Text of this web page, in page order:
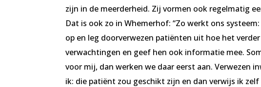
zijn in de meerderheid. Zij vormen ook regelmatig
Dat is ook zo in Whemerhof: “Zo werkt ons
op en leg doorverwezen patiënten uit hoe het
verwachtingen en geef hen ook informatie mee.
voor mij, dan werken we daar eerst aan. Verwezen
ik: die patiënt zou geschikt zijn en dan verwijs ik